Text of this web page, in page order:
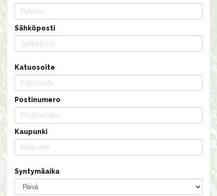
Sähköposti
Katuosoite
Postinumero
Kaupunki
Syntymäaika